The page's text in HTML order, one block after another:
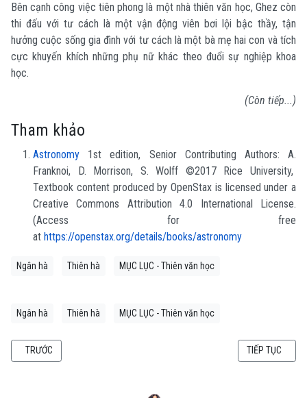
Bên cạnh công việc tiên phong là một nhà thiên văn học, Ghez còn
thi đấu với tư cách là một vận động viên bơi lội bậc thầy, tận
hưởng cuộc sống gia đình với tư cách là một bà mẹ hai con và tích
cực khuyến khích những phụ nữ khác theo đuổi sự nghiệp khoa
học.
(Còn tiếp...)
Tham khảo
Astronomy 1st edition, Senior Contributing Authors: A.
Franknoi, D. Morrison, S. Wolff ©2017 Rice University,
Textbook content produced by OpenStax is licensed under a
Creative Commons Attribution 4.0 International License.
(Access for free
at https://openstax.org/details/books/astronomy
Ngân hà Thiên hà MỤC LỤC - Thiên văn học
Ngân hà Thiên hà MỤC LỤC - Thiên văn học
BÀI VIẾT TRƯỚC: THIÊN VĂN HỌC (25.5) QUẦN THỂ SAO TRONG THIÊN HÀ
TRƯỚC BÀI VIẾT KẾ
TIẾP TỤC